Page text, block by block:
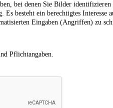
bei denen Sie Bilder
Es besteht ein berechtigtes Interesse
Eingaben (Angriffen) zu
Pflichtangaben.